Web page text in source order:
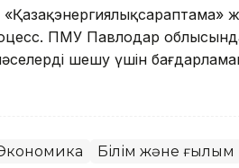
ПМУ Павлодар
шешу үшін
Білім және ғылым